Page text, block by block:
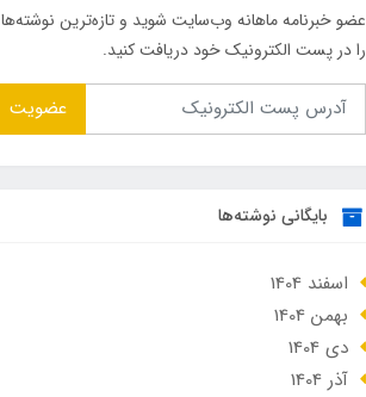
عضو خبرنامه ماهانه وب‌سایت شوید و تازه‌ترین نوشته‌ها
را در پست الکترونیک خود دریافت کنید.
عضویت
بایگانی نوشته‌ها
اسفند 1404
بهمن 1404
دی 1404
آذر 1404